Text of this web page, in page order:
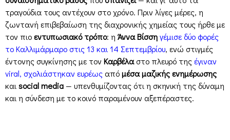
τραγούδια τους αντέχουν στο χρόνο. Πριν λίγες μέρες, η
ζωντανή επιβεβαίωση της διαχρονικής χημείας τους ήρθε με
τον πιο εντυπωσιακό τρόπο: η Άννα Βίσσηγέμισε δύο φορές
το Καλλιμάρμαρο στις 13 και 14 Σεπτεμβρίου, ενώ στιγμές
έντονης συγκίνησης με τον Καρβέλαστο πλευρό τηςέγιναν
viral, σχολιάστηκαν ευρέωςαπόμέσα μαζικής ενημέρωσης
και social media— υπενθυμίζοντας ότι η σκηνική της δύναμη
και η σύνδεση με το κοινό παραμένουν αξεπέραστες.